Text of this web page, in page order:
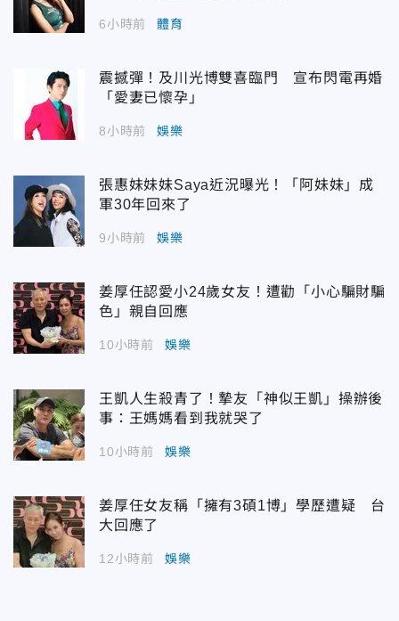
6小時前 體育
震撼彈！及川光博雙喜臨門 宣布閃電再婚
「愛妻已懷孕」
8小時前 娛樂
張惠妹妹妹Saya近況曝光！「阿妹妹」成
軍30年回來了
9小時前 娛樂
姜厚任認愛小24歲女友！遭勸「小心騙財騙
色」親自回應
10小時前 娛樂
王凱人生殺青了！摯友「神似王凱」操辦後
事：王媽媽看到我就哭了
10小時前 娛樂
姜厚任女友稱「擁有3碩1博」學歷遭疑 台
大回應了
12小時前 娛樂